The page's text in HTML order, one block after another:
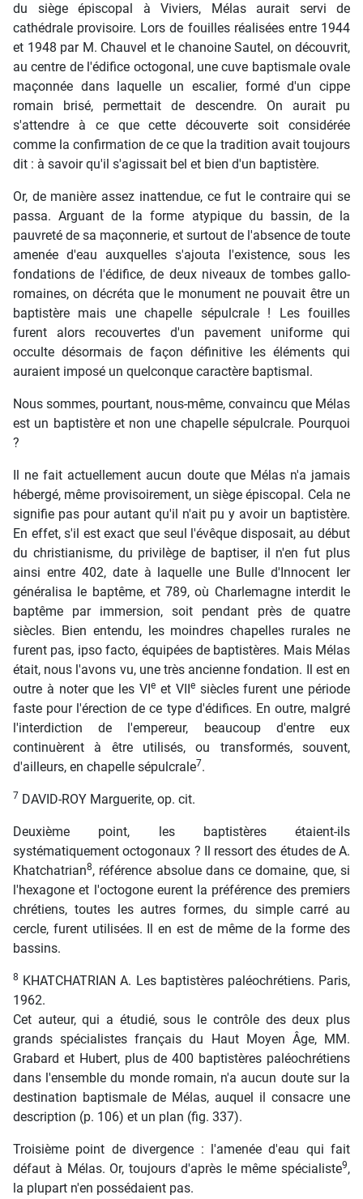
du siège épiscopal à Viviers, Mélas aurait servi de
cathédrale provisoire. Lors de fouilles réalisées entre 1944
et 1948 par M. Chauvel et le chanoine Sautel, on découvrit,
au centre de l'édifice octogonal, une cuve baptismale ovale
maçonnée dans laquelle un escalier, formé d'un cippe
romain brisé, permettait de descendre. On aurait pu
s'attendre à ce que cette découverte soit considérée
comme la confirmation de ce que la tradition avait toujours
dit : à savoir qu'il s'agissait bel et bien d'un baptistère.
Or, de manière assez inattendue, ce fut le contraire qui se
passa. Arguant de la forme atypique du bassin, de la
pauvreté de sa maçonnerie, et surtout de l'absence de toute
amenée d'eau auxquelles s'ajouta l'existence, sous les
fondations de l'édifice, de deux niveaux de tombes gallo-
romaines, on décréta que le monument ne pouvait être un
baptistère mais une chapelle sépulcrale ! Les fouilles
furent alors recouvertes d'un pavement uniforme qui
occulte désormais de façon définitive les éléments qui
auraient imposé un quelconque caractère baptismal.
Nous sommes, pourtant, nous-même, convaincu que Mélas
est un baptistère et non une chapelle sépulcrale. Pourquoi
?
Il ne fait actuellement aucun doute que Mélas n'a jamais
hébergé, même provisoirement, un siège épiscopal. Cela ne
signifie pas pour autant qu'il n'ait pu y avoir un baptistère.
En effet, s'il est exact que seul l'évêque disposait, au début
du christianisme, du privilège de baptiser, il n'en fut plus
ainsi entre 402, date à laquelle une Bulle d'Innocent Ier
généralisa le baptême, et 789, où Charlemagne interdit le
baptême par immersion, soit pendant près de quatre
siècles. Bien entendu, les moindres chapelles rurales ne
furent pas, ipso facto, équipées de baptistères. Mais Mélas
était, nous l'avons vu, une très ancienne fondation. Il est en
outre à noter que les VIe et VII esiècles furent une période
faste pour l'érection de ce type d'édifices. En outre, malgré
l'interdiction de l'empereur, beaucoup d'entre eux
continuèrent à être utilisés, ou transformés, souvent,
d'ailleurs, en chapelle sépulcrale7.
7 DAVID-ROY Marguerite, op. cit.
Deuxième point, les baptistères étaient-ils
systématiquement octogonaux ? Il ressort des études de A.
Khatchatrian8, référence absolue dans ce domaine, que, si
l'hexagone et l'octogone eurent la préférence des premiers
chrétiens, toutes les autres formes, du simple carré au
cercle, furent utilisées. Il en est de même de la forme des
bassins.
8 KHATCHATRIAN A. Les baptistères paléochrétiens. Paris,
1962.
Cet auteur, qui a étudié, sous le contrôle des deux plus
grands spécialistes français du Haut Moyen Âge, MM.
Grabard et Hubert, plus de 400 baptistères paléochrétiens
dans l'ensemble du monde romain, n'a aucun doute sur la
destination baptismale de Mélas, auquel il consacre une
description (p. 106) et un plan (fig. 337).
Troisième point de divergence : l'amenée d'eau qui fait
défaut à Mélas. Or, toujours d'après le même spécialiste9,
la plupart n'en possédaient pas.